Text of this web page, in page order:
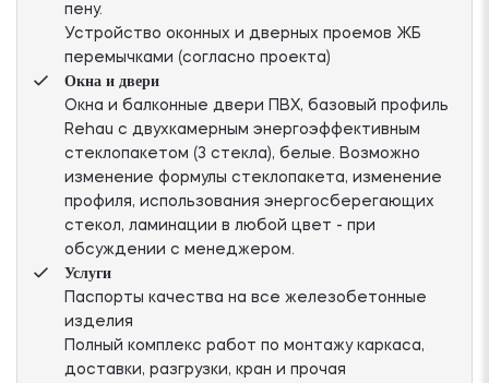
пену.
Устройство оконных и дверных проемов ЖБ
перемычками (согласно проекта)
Окна и двери
Окна и балконные двери ПВХ, базовый профиль
Rehau с двухкамерным энергоэффективным
стеклопакетом (3 стекла), белые. Возможно
изменение формулы стеклопакета, изменение
профиля, использования энергосберегающих
стекол, ламинации в любой цвет - при
обсуждении с менеджером.
Услуги
Паспорты качества на все железобетонные
изделия
Полный комплекс работ по монтажу каркаса,
доставки, разгрузки, кран и прочая